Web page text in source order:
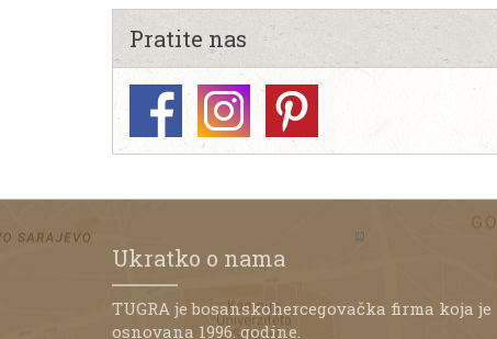
Pratite nas
Ukratko o nama
TUGRA je bosanskohercegovačka firma koja je
osnovana 1996. godine.